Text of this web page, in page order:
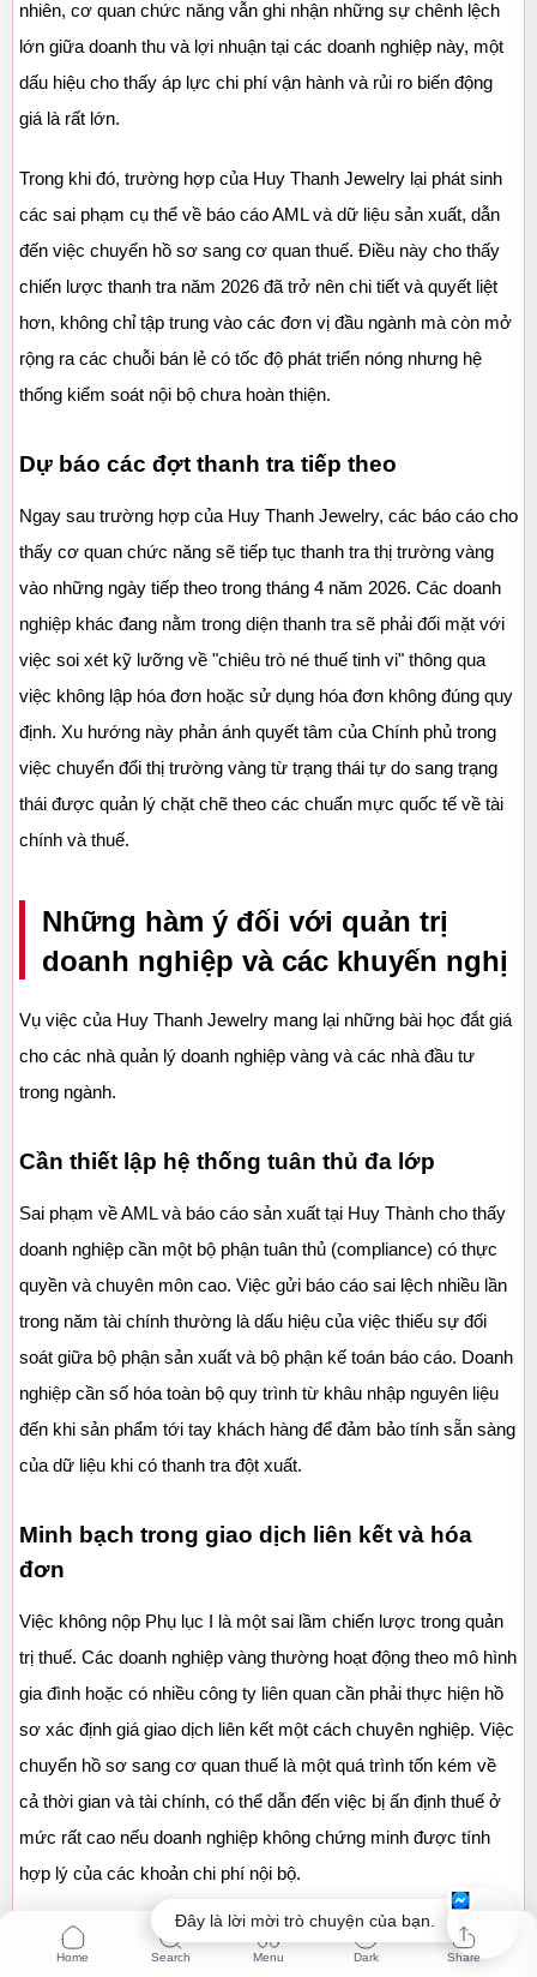
nhiên, cơ quan chức năng vẫn ghi nhận những sự chênh lệch
lớn giữa doanh thu và lợi nhuận tại các doanh nghiệp này, một
dấu hiệu cho thấy áp lực chi phí vận hành và rủi ro biến động
giá là rất lớn.
Trong khi đó, trường hợp của Huy Thanh Jewelry lại phát sinh
các sai phạm cụ thể về báo cáo AML và dữ liệu sản xuất, dẫn
đến việc chuyển hồ sơ sang cơ quan thuế. Điều này cho thấy
chiến lược thanh tra năm 2026 đã trở nên chi tiết và quyết liệt
hơn, không chỉ tập trung vào các đơn vị đầu ngành mà còn mở
rộng ra các chuỗi bán lẻ có tốc độ phát triển nóng nhưng hệ
thống kiểm soát nội bộ chưa hoàn thiện.
Dự báo các đợt thanh tra tiếp theo
Ngay sau trường hợp của Huy Thanh Jewelry, các báo cáo cho
thấy cơ quan chức năng sẽ tiếp tục thanh tra thị trường vàng
vào những ngày tiếp theo trong tháng 4 năm 2026. Các doanh
nghiệp khác đang nằm trong diện thanh tra sẽ phải đối mặt với
việc soi xét kỹ lưỡng về "chiêu trò né thuế tinh vi" thông qua
việc không lập hóa đơn hoặc sử dụng hóa đơn không đúng quy
định. Xu hướng này phản ánh quyết tâm của Chính phủ trong
việc chuyển đổi thị trường vàng từ trạng thái tự do sang trạng
thái được quản lý chặt chẽ theo các chuẩn mực quốc tế về tài
chính và thuế.
Những hàm ý đối với quản trị
doanh nghiệp và các khuyến nghị
Vụ việc của Huy Thanh Jewelry mang lại những bài học đắt giá
cho các nhà quản lý doanh nghiệp vàng và các nhà đầu tư
trong ngành.
Cần thiết lập hệ thống tuân thủ đa lớp
Sai phạm về AML và báo cáo sản xuất tại Huy Thành cho thấy
doanh nghiệp cần một bộ phận tuân thủ (compliance) có thực
quyền và chuyên môn cao. Việc gửi báo cáo sai lệch nhiều lần
trong năm tài chính thường là dấu hiệu của việc thiếu sự đối
soát giữa bộ phận sản xuất và bộ phận kế toán báo cáo. Doanh
nghiệp cần số hóa toàn bộ quy trình từ khâu nhập nguyên liệu
đến khi sản phẩm tới tay khách hàng để đảm bảo tính sẵn sàng
của dữ liệu khi có thanh tra đột xuất.
Minh bạch trong giao dịch liên kết và hóa
đơn
Việc không nộp Phụ lục I là một sai lầm chiến lược trong quản
trị thuế. Các doanh nghiệp vàng thường hoạt động theo mô hình
gia đình hoặc có nhiều công ty liên quan cần phải thực hiện hồ
sơ xác định giá giao dịch liên kết một cách chuyên nghiệp. Việc
chuyển hồ sơ sang cơ quan thuế là một quá trình tốn kém về
cả thời gian và tài chính, có thể dẫn đến việc bị ấn định thuế ở
mức rất cao nếu doanh nghiệp không chứng minh được tính
hợp lý của các khoản chi phí nội bộ.
Quản trị thương hiệu trong thời kỳ khủng
Đây là lời mời trò chuyện của bạn.